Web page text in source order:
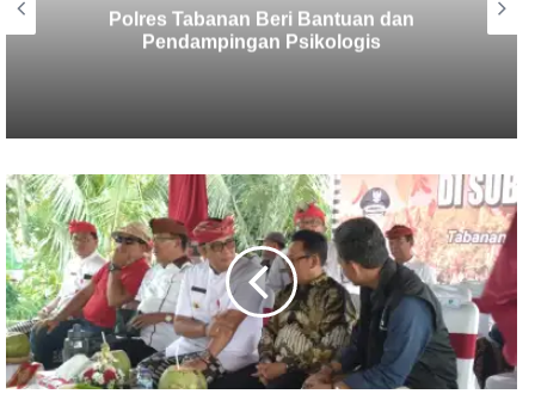
Berbekal CCTV, Pelaku Tabrak Lari
Terungkap